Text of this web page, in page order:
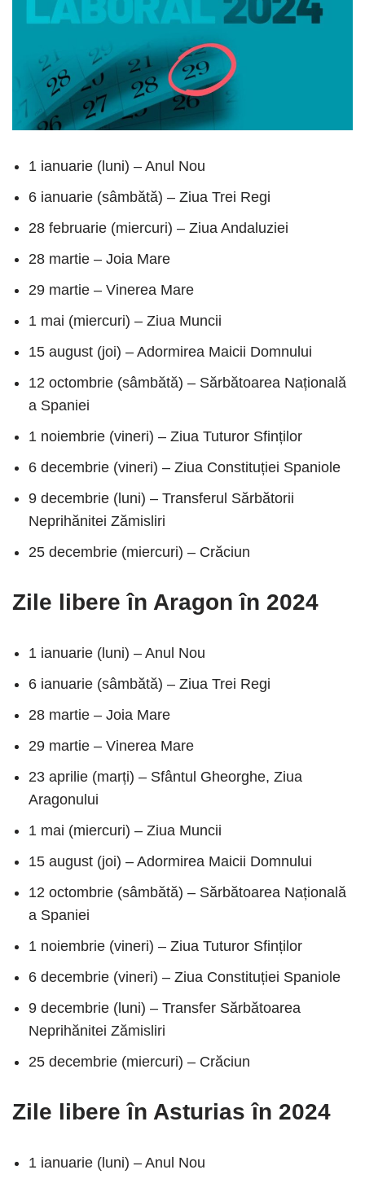
1 ianuarie (luni) – Anul Nou
6 ianuarie (sâmbătă) – Ziua Trei Regi
28 februarie (miercuri) – Ziua Andaluziei
28 martie – Joia Mare
29 martie – Vinerea Mare
1 mai (miercuri) – Ziua Muncii
15 august (joi) – Adormirea Maicii Domnului
12 octombrie (sâmbătă) – Sărbătoarea Națională
a Spaniei
1 noiembrie (vineri) – Ziua Tuturor Sfinților
6 decembrie (vineri) – Ziua Constituției Spaniole
9 decembrie (luni) – Transferul Sărbătorii
Neprihănitei Zămisliri
25 decembrie (miercuri) – Crăciun
Zile libere în Aragon în 2024
1 ianuarie (luni) – Anul Nou
6 ianuarie (sâmbătă) – Ziua Trei Regi
28 martie – Joia Mare
29 martie – Vinerea Mare
23 aprilie (marți) – Sfântul Gheorghe, Ziua
Aragonului
1 mai (miercuri) – Ziua Muncii
15 august (joi) – Adormirea Maicii Domnului
12 octombrie (sâmbătă) – Sărbătoarea Națională
a Spaniei
1 noiembrie (vineri) – Ziua Tuturor Sfinților
6 decembrie (vineri) – Ziua Constituției Spaniole
9 decembrie (luni) – Transfer Sărbătoarea
Neprihănitei Zămisliri
25 decembrie (miercuri) – Crăciun
Zile libere în Asturias în 2024
1 ianuarie (luni) – Anul Nou